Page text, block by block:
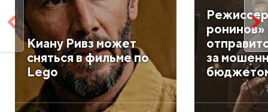
Киану Ривз может
сняться в фильме по
Lego
за